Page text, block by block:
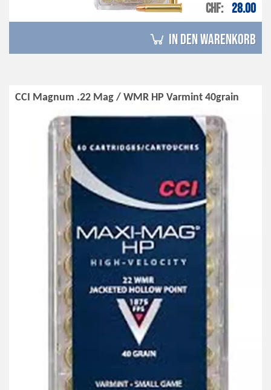
CHF 28.00
in den Warenkorb
CCI Magnum .22 Mag / WMR HP Varmint 40grain